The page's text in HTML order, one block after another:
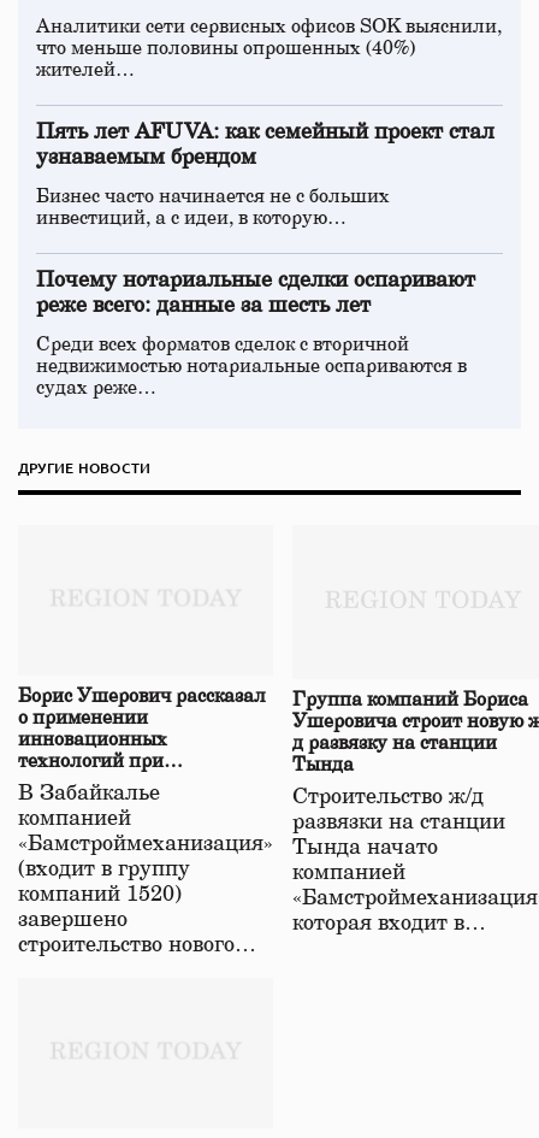
Аналитики сети сервисных офисов SOK выяснили,
что меньше половины опрошенных (40%)
жителей…
Пять лет AFUVA: как семейный проект стал
узнаваемым брендом
Бизнес часто начинается не с больших
инвестиций, а с идеи, в которую…
Почему нотариальные сделки оспаривают
реже всего: данные за шесть лет
Среди всех форматов сделок с вторичной
недвижимостью нотариальные оспариваются в
судах реже…
ДРУГИЕ НОВОСТИ
Борис Ушерович рассказал
о применении
инновационных
технологий при
строительстве нового моста
в Забайкалье
В Забайкалье
компанией
«Бамстроймеханизация»
(входит в группу
компаний 1520)
завершено
строительство нового…
Группа компаний Бориса
Ушеровича строит новую
д развязку на станции
Тында
Строительство ж/д
развязки на станции
Тында начато
компанией
которая входит в…